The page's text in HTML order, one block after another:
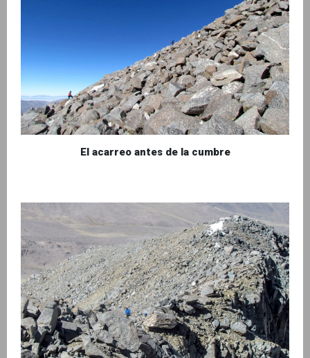
El acarreo antes de la cumbre